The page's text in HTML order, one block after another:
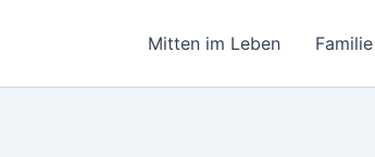
Mitten im Leben Familie